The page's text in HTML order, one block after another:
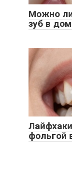
Можно
зуб в
фольгой